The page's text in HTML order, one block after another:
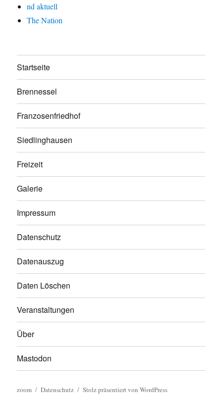
nd aktuell
The Nation
Startseite
Brennessel
Franzosenfriedhof
Siedlinghausen
Freizeit
Galerie
Impressum
Datenschutz
Datenauszug
Daten Löschen
Veranstaltungen
Über
Mastodon
zoom Datenschutz Stolz präsentiert von WordPress